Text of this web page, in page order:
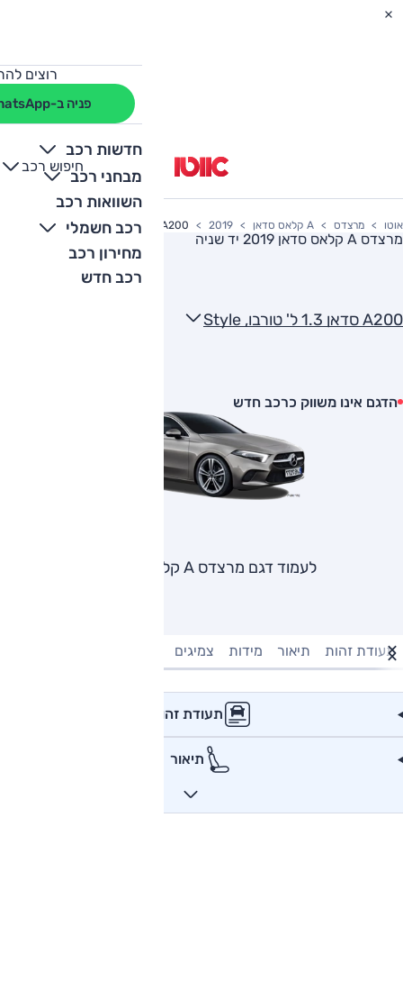
רוצים
פניה ב-WhatsApp
חדשות רכב
מבחני רכב
השוואות רכב
רכב חשמלי
מחירון רכב
רכב חדש
חיפוש רכב
+
-
אוטו מרצדס A קלאס סדאן 2019 A200 סדאן 1.3 ל' טורבו, Style
מרצדס A קלאס סדאן 2019 יד שניה
A200 סדאן 1.3 ל' טורבו, Style
הדגם אינו משווק כרכב חדש
לעמוד דגם מרצדס A קלאס סדאן
תעודת זהות תיאור מידות צמיגים
תעודת זהות
תיאור